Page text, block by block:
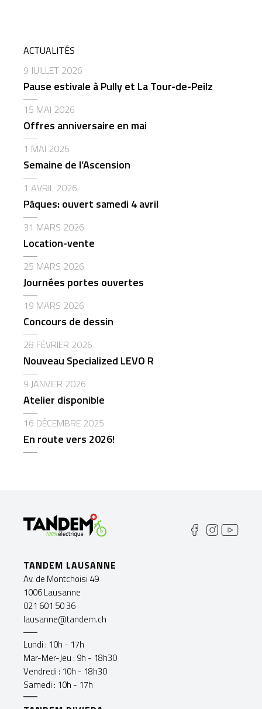
ACTUALITÉS
9 JUILLET 2026
Pause estivale à Pully et La Tour-de-Peilz
15 MAI 2026
Offres anniversaire en mai
1 MAI 2026
Semaine de l’Ascension
1 AVRIL 2026
Pâques: ouvert samedi 4 avril
31 MARS 2026
Location-vente
25 MARS 2026
Journées portes ouvertes
19 MARS 2026
Concours de dessin
28 FÉVRIER 2026
Nouveau Specialized LEVO R
9 JANVIER 2026
Atelier disponible
16 DÉCEMBRE 2025
En route vers 2026!
TANDEM LAUSANNE
Av. de Montchoisi 49
1006 Lausanne
021 601 50 36
lausanne@tandem.ch
Lundi : 10h - 17h
Mar-Mer-Jeu : 9h - 18h30
Vendredi : 10h - 18h30
Samedi : 10h - 17h